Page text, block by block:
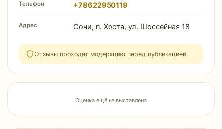
Телефон +78622950119
Адрес Сочи, п. Хоста, ул. Шоссейная 18
Отзывы проходят модерацию перед публикацией.
Оценка ещё не выставлена